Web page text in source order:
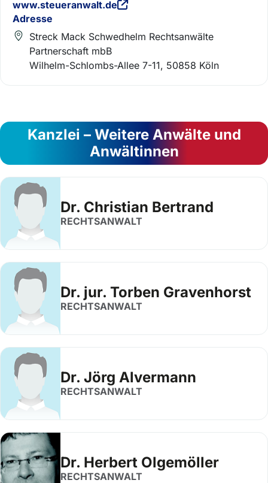
www.steueranwalt.de
Adresse
Streck Mack Schwedhelm Rechtsanwälte
Partnerschaft mbB
Wilhelm-Schlombs-Allee 7-11, 50858 Köln
Kanzlei – Weitere Anwälte und
Anwältinnen
Dr. Christian Bertrand
RECHTSANWALT
Dr. jur. Torben Gravenhorst
RECHTSANWALT
Dr. Jörg Alvermann
RECHTSANWALT
Dr. Herbert Olgemöller
RECHTSANWALT